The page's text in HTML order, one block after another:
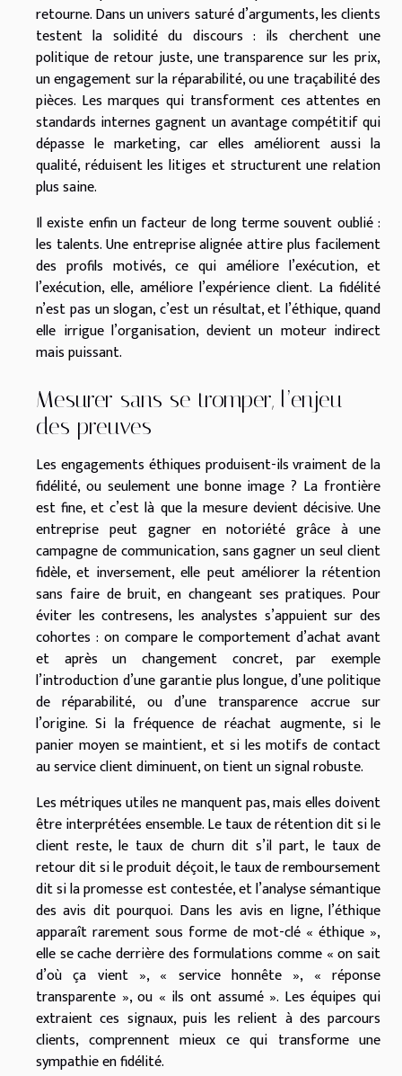
retourne. Dans un univers saturé d’arguments, les clients
testent la solidité du discours : ils cherchent une
politique de retour juste, une transparence sur les prix,
un engagement sur la réparabilité, ou une traçabilité des
pièces. Les marques qui transforment ces attentes en
standards internes gagnent un avantage compétitif qui
dépasse le marketing, car elles améliorent aussi la
qualité, réduisent les litiges et structurent une relation
plus saine.
Il existe enfin un facteur de long terme souvent oublié :
les talents. Une entreprise alignée attire plus facilement
des profils motivés, ce qui améliore l’exécution, et
l’exécution, elle, améliore l’expérience client. La fidélité
n’est pas un slogan, c’est un résultat, et l’éthique, quand
elle irrigue l’organisation, devient un moteur indirect
mais puissant.
Mesurer sans se tromper, l’enjeu
des preuves
Les engagements éthiques produisent-ils vraiment de la
fidélité, ou seulement une bonne image ? La frontière
est fine, et c’est là que la mesure devient décisive. Une
entreprise peut gagner en notoriété grâce à une
campagne de communication, sans gagner un seul client
fidèle, et inversement, elle peut améliorer la rétention
sans faire de bruit, en changeant ses pratiques. Pour
éviter les contresens, les analystes s’appuient sur des
cohortes : on compare le comportement d’achat avant
et après un changement concret, par exemple
l’introduction d’une garantie plus longue, d’une politique
de réparabilité, ou d’une transparence accrue sur
l’origine. Si la fréquence de réachat augmente, si le
panier moyen se maintient, et si les motifs de contact
au service client diminuent, on tient un signal robuste.
Les métriques utiles ne manquent pas, mais elles doivent
être interprétées ensemble. Le taux de rétention dit si le
client reste, le taux de churn dit s’il part, le taux de
retour dit si le produit déçoit, le taux de remboursement
dit si la promesse est contestée, et l’analyse sémantique
des avis dit pourquoi. Dans les avis en ligne, l’éthique
apparaît rarement sous forme de mot-clé « éthique »,
elle se cache derrière des formulations comme « on sait
d’où ça vient », « service honnête », « réponse
transparente », ou « ils ont assumé ». Les équipes qui
extraient ces signaux, puis les relient à des parcours
clients, comprennent mieux ce qui transforme une
sympathie en fidélité.